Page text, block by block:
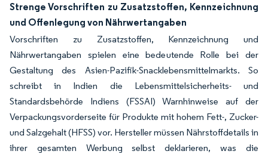
Strenge Vorschriften zu Zusatzstoffen, Kennzeichnung
und Offenlegung von Nährwertangaben
Vorschriften zu Zusatzstoffen, Kennzeichnung und
Nährwertangaben spielen eine bedeutende Rolle bei der
Gestaltung des Asien-Pazifik-Snacklebensmittelmarkts. So
schreibt in Indien die Lebensmittelsicherheits- und
Standardsbehörde Indiens (FSSAI) Warnhinweise auf der
Verpackungsvorderseite für Produkte mit hohem Fett-, Zucker-
und Salzgehalt (HFSS) vor. Hersteller müssen Nährstoffdetails in
ihrer gesamten Werbung selbst deklarieren, was die